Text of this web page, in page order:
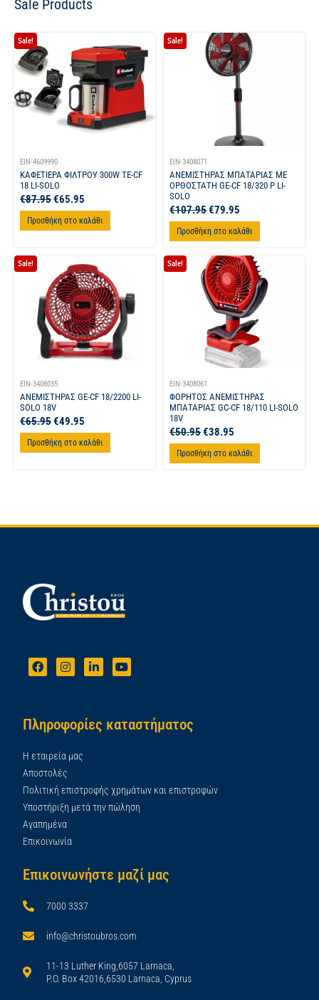
Sale Products
Sale!
EIN-4609990
ΚΑΦΕΤΙΕΡΑ ΦΙΛΤΡΟΥ 300W TE-CF
18 LI-SOLO
€87.95€65.95
Προσθήκη στο καλάθι
Sale!
EIN-3408071
ΑΝΕΜΙΣΤΗΡΑΣ ΜΠΑΤΑΡΙΑΣ ΜΕ
ΟΡΘΟΣΤΑΤΗ GE-CF 18/320 P LI-
SOLO
€107.95€79.95
Προσθήκη στο καλάθι
Sale!
EIN-3408035
ΑΝΕΜΙΣΤΗΡΑΣ GE-CF 18/2200 LI-
SOLO 18V
€65.95€49.95
Προσθήκη στο καλάθι
Sale!
EIN-3408061
ΦΟΡΗΤΟΣ ΑΝΕΜΙΣΤΗΡΑΣ
ΜΠΑΤΑΡΙΑΣ GC-CF 18/110 LI-SOLO
18V
€50.95€38.95
Προσθήκη στο καλάθι
Πληροφορίες καταστήματος
Η εταιρεία μας
Αποστολές
Πολιτική επιστροφής χρημάτων και επιστροφών
Υποστήριξη μετά την πώληση
Αγαπημένα
Επικοινωνία
Επικοινωνήστε μαζί μας
7000 3337
info@christoubros.com
11-13 Luther King,6057 Larnaca,
P.O. Box 42016,6530 Larnaca, Cyprus